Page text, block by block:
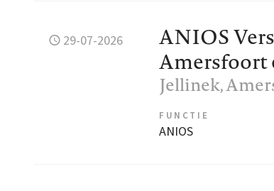
29-07-2026
ANIOS
Amersfoort
Jellinek,
FUNCTIE
ANIOS